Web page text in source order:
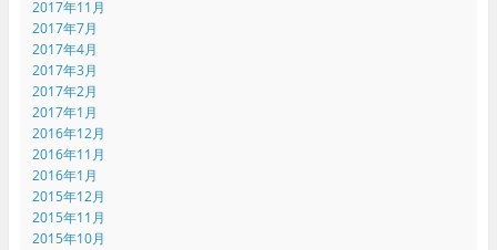
2017年11月
2017年7月
2017年4月
2017年3月
2017年2月
2017年1月
2016年12月
2016年11月
2016年1月
2015年12月
2015年11月
2015年10月